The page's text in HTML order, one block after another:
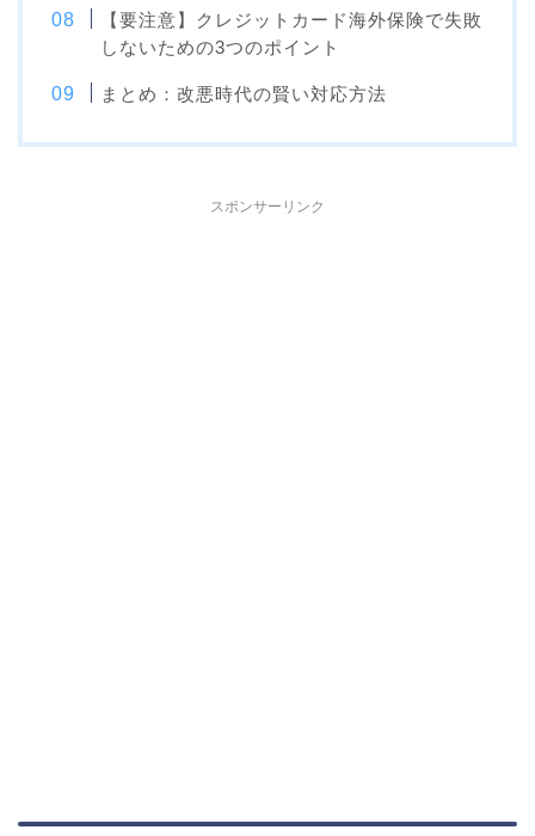
【要注意】クレジットカード海外保険で失敗
しないための3つのポイント
まとめ：改悪時代の賢い対応方法
スポンサーリンク